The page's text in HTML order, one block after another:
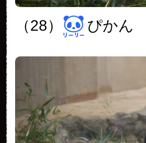
（28） ぴかん